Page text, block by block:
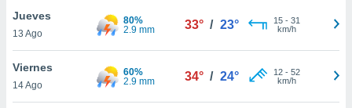
Jueves
13 Ago
80%
2.9 mm
33° / 23° 15- 31
km/h
Viernes
14 Ago
60%
2.9 mm
34° / 24° 12- 52
km/h